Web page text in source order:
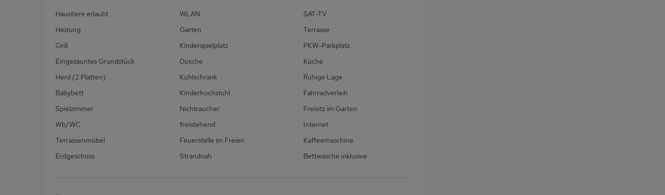
Haustiere erlaubt WLAN
SAT-TV
Heizung
Garten
Terrasse
Grill
Kinderspielplatz
PKW-Parkplatz
Eingezäuntes Grundstück
Dusche
Küche
Herd (2 Platten)
Kühlschrank
Ruhige Lage
Babybett
Kinderhochstuhl
Fahrradverleih
Spielzimmer
Nichtraucher
Freisitz im Garten
Wb/WC
freistehend
Internet
Terrassenmöbel
Feuerstelle im Freien
Kaffeemaschine
Erdgeschoss
Strandnah Bettwäsche inklusive